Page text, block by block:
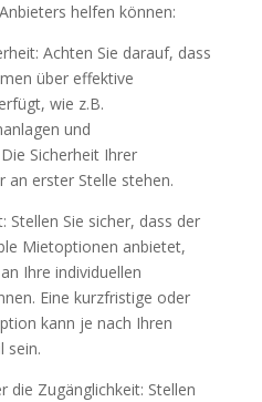
helfen können:
Achten Sie darauf, dass
über effektive
wie z.B.
und
Sicherheit Ihrer
an erster Stelle stehen.
Stellen Sie sicher, dass der
Mietoptionen anbietet,
Ihre individuellen
Eine kurzfristige oder
kann je nach Ihren
sein.
die Zugänglichkeit: Stellen